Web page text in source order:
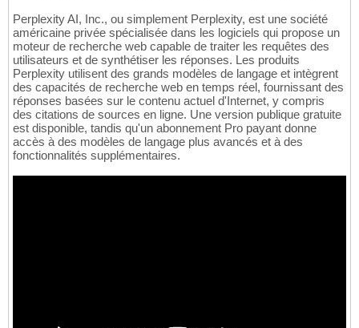
Perplexity AI, Inc., ou simplement Perplexity, est une société
américaine privée spécialisée dans les logiciels qui propose un
moteur de recherche web capable de traiter les requêtes des
utilisateurs et de synthétiser les réponses. Les produits
Perplexity utilisent des grands modèles de langage et intègrent
des capacités de recherche web en temps réel, fournissant des
réponses basées sur le contenu actuel d'Internet, y compris
des citations de sources en ligne. Une version publique gratuite
est disponible, tandis qu'un abonnement Pro payant donne
accès à des modèles de langage plus avancés et à des
fonctionnalités supplémentaires.